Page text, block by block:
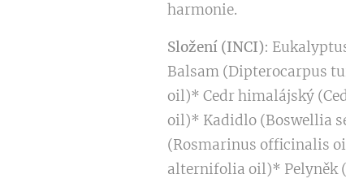
harmonie.
Složení (INCI):
Balsam (Dipterocarpus
oil)* Cedr himalájský
oil)* Kadidlo (Boswellia
(Rosmarinus officinalis
alternifolia oil)* Pelyněk